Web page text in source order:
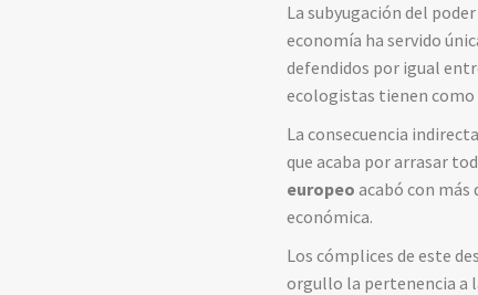
La subyugación del
economía ha servido
defendidos por igual
ecologistas tienen
La consecuencia
que acaba por arrasar
europeo acabó con más
económica.
Los cómplices de este
orgullo la pertenencia a